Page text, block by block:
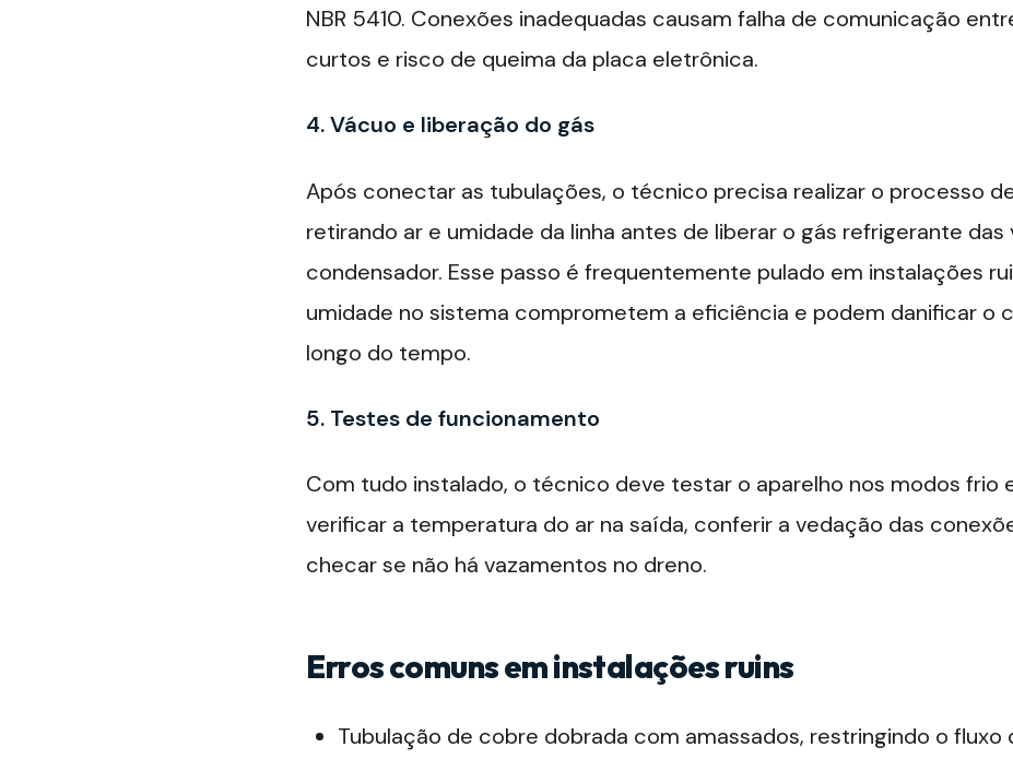
NBR 5410. Conexões inadequadas causam falha de comunicação
curtos e risco de queima da placa eletrônica.
4. Vácuo e liberação do gás
Após conectar as tubulações, o técnico precisa realizar o processo
retirando ar e umidade da linha antes de liberar o gás refrigerante das
condensador. Esse passo é frequentemente pulado em instalações
umidade no sistema comprometem a eficiência e podem danificar o
longo do tempo.
5. Testes de funcionamento
Com tudo instalado, o técnico deve testar o aparelho nos modos frio
verificar a temperatura do ar na saída, conferir a vedação das
checar se não há vazamentos no dreno.
Erros comuns em instalações ruins
Tubulação de cobre dobrada com amassados, restringindo o fluxo